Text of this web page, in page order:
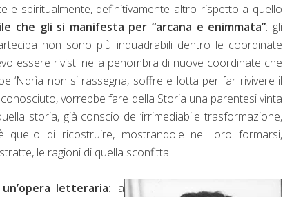
e spiritualmente, definitivamente altro rispetto a quello
che gli si manifesta per “arcana e enimmata”: gli
non sono più inquadrabili dentro le coordinate
essere rivisti nella penombra di nuove coordinate che
‘Ndrìa non si rassegna, soffre e lotta per far rivivere il
vorrebbe fare della Storia una parentesi vinta
storia, già conscio dell’irrimediabile trasformazione,
quello di ricostruire, mostrandole nel loro formarsi,
le ragioni di quella sconfitta.
letteraria: la